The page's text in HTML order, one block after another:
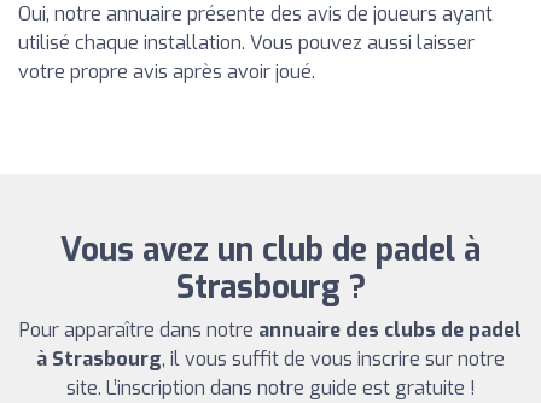
Oui, notre annuaire présente des avis de joueurs ayant
utilisé chaque installation. Vous pouvez aussi laisser
votre propre avis après avoir joué.
Vous avez un club de padel à
Strasbourg ?
Pour apparaître dans notre annuaire des clubs de padel
à Strasbourg, il vous suffit de vous inscrire sur notre
site. L’inscription dans notre guide est gratuite !